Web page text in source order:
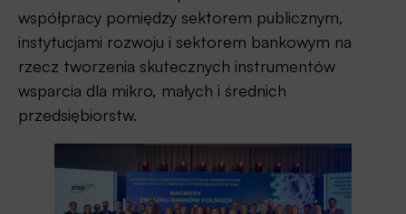
współpracy pomiędzy sektorem publicznym,
instytucjami rozwoju i sektorem bankowym na
rzecz tworzenia skutecznych instrumentów
wsparcia dla mikro, małych i średnich
przedsiębiorstw.